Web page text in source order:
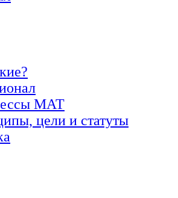
МАТ
цели и статуты